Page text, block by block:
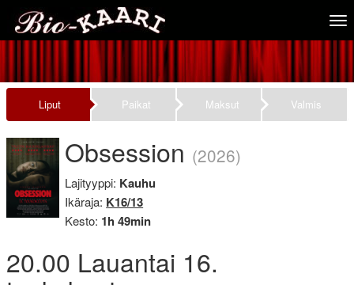
Liput Paikat Maksut Valmis
Obsession (2026)
Lajityyppi: Kauhu
Ikäraja: K16/13
Kesto: 1h 49min
20.00 Lauantai 16.